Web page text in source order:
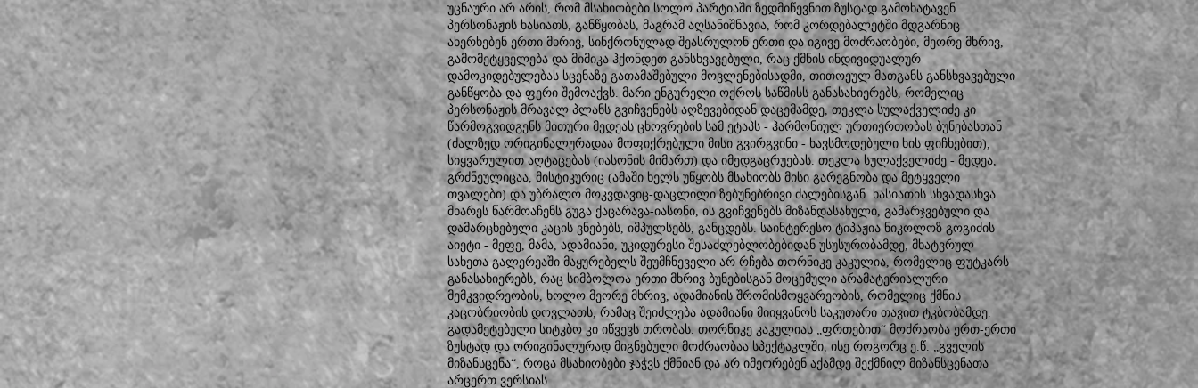
უცნაური არ არის, რომ მსახიობები სოლო პარტიაში ზედმიწევნით ზუსტად გამოხატავენ
პერსონაჟის ხასიათს, განწყობას, მაგრამ აღსანიშნავია, რომ კორდებალეტში მდგარნიც
ახერხებენ ერთი მხრივ, სინქრონულად შეასრულონ ერთი და იგივე მოძრაობები, მეორე მხრივ,
გამომეტყველება და მიმიკა ჰქონდეთ განსხვავებული, რაც ქმნის ინდივიდუალურ
დამოკიდებულებას სცენაზე გათამაშებული მოვლენებისადმი, თითოეულ მათგანს განსხვავებული
განწყობა და ფერი შემოაქვს. მარი ენგურელი ოქროს საწმისს განასახიერებს, რომელიც
პერსონაჟის მრავალ პლანს გვიჩვენებს აღზევებიდან დაცემამდე, თეკლა სულაქველიძე კი
წარმოგვიდგენს მითური მედეას ცხოვრების სამ ეტაპს - ჰარმონიულ ურთიერთობას ბუნებასთან
(ძალზედ ორიგინალურადაა მოფიქრებული მისი გვირგვინი - ხავსმოდებული ხის ფიჩხებით),
სიყვარულით აღტაცებას (იასონის მიმართ) და იმედგაცრუებას. თეკლა სულაქველიძე - მედეა,
გრძნეულიცაა, მისტიკურიც (ამაში ხელს უწყობს მსახიობს მისი გარეგნობა და მეტყველი
თვალები) და უბრალო მოკვდავიც-დაცლილი ზებუნებრივი ძალებისგან. ხასიათის სხვადასხვა
მხარეს წარმოაჩენს გუგა ქაცარავა-იასონი, ის გვიჩვენებს მიზანდასახული, გამარჯვებული და
დამარცხებული კაცის ვნებებს, იმპულსებს, განცდებს. საინტერესო ტიპაჟია ნიკოლოზ გოგიძის
აიეტი - მეფე, მამა, ადამიანი, უკიდურესი შესაძლებლობებიდან უსუსურობამდე, მხატვრულ
სახეთა გალერეაში მაყურებელს შეუმჩნეველი არ რჩება თორნიკე კაკულია, რომელიც ფუტკარს
განასახიერებს, რაც სიმბოლოა ერთი მხრივ ბუნებისგან მოცემული არამატერიალური
მემკვიდრეობის, ხოლო მეორე მხრივ, ადამიანის შრომისმოყვარეობის, რომელიც ქმნის
კაცობრიობის დოვლათს, რამაც შეიძლება ადამიანი მიიყვანოს საკუთარი თავით ტკბობამდე.
გადამეტებული სიტკბო კი იწვევს თრობას. თორნიკე კაკულიას „ფრთებით“ მოძრაობა ერთ-ერთი
ზუსტად და ორიგინალურად მიგნებული მოძრაობაა სპექტაკლში, ისე როგორც ე.წ. „გველის
მიზანსცენა“, როცა მსახიობები ჯაჭვს ქმნიან და არ იმეორებენ აქამდე შექმნილ მიზანსცენათა
არცერთ ვერსიას.